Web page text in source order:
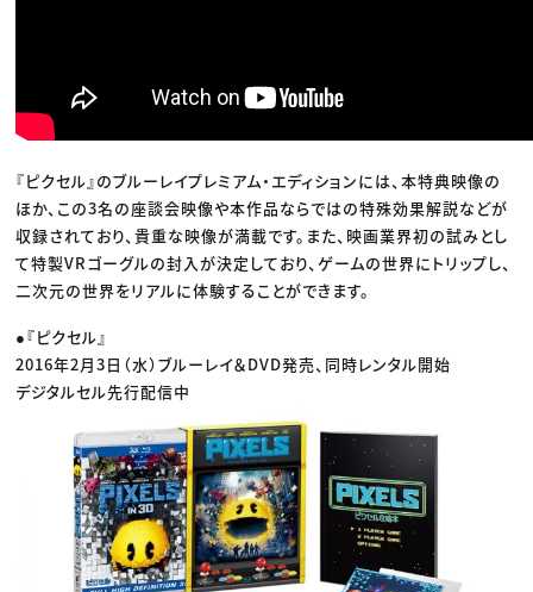
『ピクセル』のブルーレイプレミアム・エディションには、本特典映像の
ほか、この3名の座談会映像や本作品ならではの特殊効果解説などが
収録されており、貴重な映像が満載です。また、映画業界初の試みとし
て特製VRゴーグルの封入が決定しており、ゲームの世界にトリップし、
二次元の世界をリアルに体験することができます。
●『ピクセル』
2016年2月3日（水）ブルーレイ＆DVD発売、同時レンタル開始
デジタルセル先行配信中